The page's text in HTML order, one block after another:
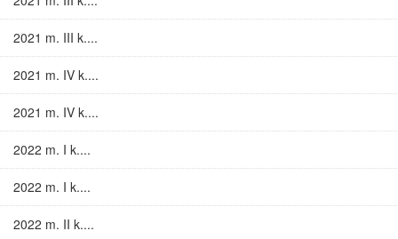
2021 m. III k....
2021 m. IV k....
2021 m. IV k....
2022 m. I k....
2022 m. I k....
2022 m. II k....